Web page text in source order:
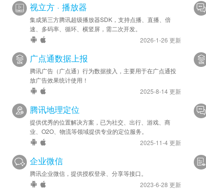
视立方 · 播放器
集成第三方腾讯超级播放器SDK，支持点播、直播、倍
速、多码率、循环、横竖屏，需二次开发。
2026-1-26 更新
广点通数据上报
腾讯广告（广点通）行为数据接入，主要用于在广点通投
放广告效果统计使用！
2025-8-14 更新
腾讯地理定位
提供优秀的位置解决方案，已为社交、出行、游戏、商
业、O2O、物流等领域提供专业的定位服务。
2025-11-4 更新
企业微信
腾讯企业微信，提供授权登录、分享等接口。
2023-6-28 更新